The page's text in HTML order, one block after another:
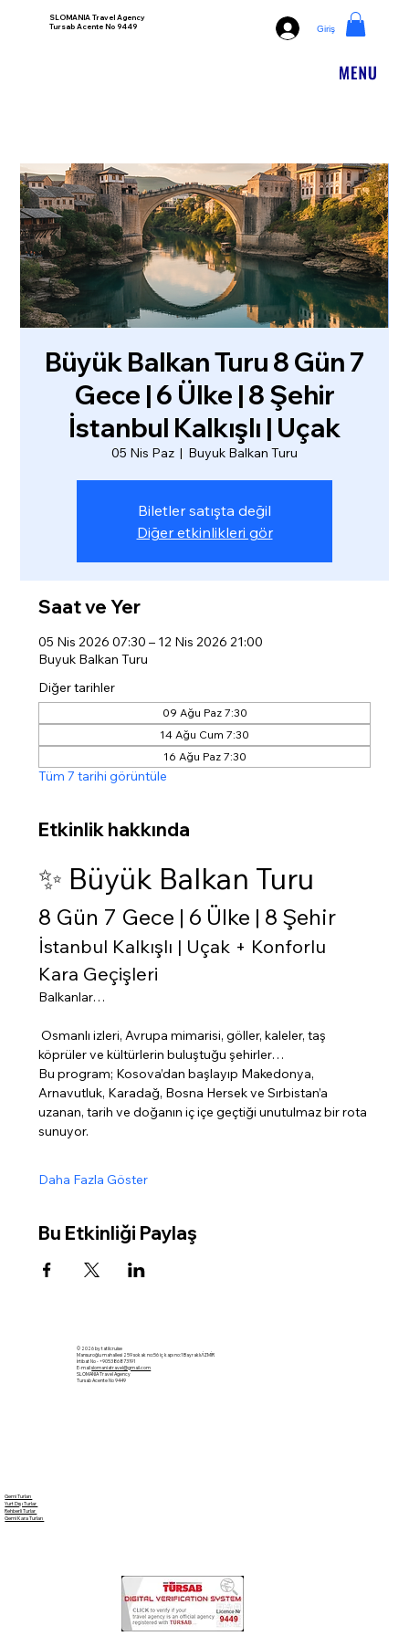
SLOMANIA Travel Agency
Tursab Acente No 9449
Giriş
Büyük Balkan Turu 8 Gün 7
Gece | 6 Ülke | 8 Şehir
İstanbul Kalkışlı | Uçak
05 Nis Paz
  |
Buyuk Balkan Turu
Biletler satışta değil
Diğer etkinlikleri gör
Saat ve Yer
05 Nis 2026 07:30 – 12 Nis 2026 21:00
Buyuk Balkan Turu
Diğer tarihler
09 Ağu Paz 7:30
14 Ağu Cum 7:30
16 Ağu Paz 7:30
Tüm 7 tarihi görüntüle
Etkinlik hakkında
✨ Büyük Balkan Turu
8 Gün 7 Gece | 6 Ülke | 8 Şehir
İstanbul Kalkışlı | Uçak + Konforlu
Kara Geçişleri
Balkanlar…
Osmanlı izleri, Avrupa mimarisi, göller, kaleler, taş
köprüler ve kültürlerin buluştuğu şehirler…
Bu program; Kosova’dan başlayıp Makedonya,
Arnavutluk, Karadağ, Bosna Hersek ve Sırbistan’a
uzanan, tarih ve doğanın iç içe geçtiği unutulmaz bir rota
sunuyor.
Daha Fazla Göster
Bu Etkinliği Paylaş
Gemi Turları
Yurt Dışı Turlar
Rehberli Turlar
Gemi Kara Turları
© 2026 by tatilcruise
Mansuroğlu mahallesi 259 sokak no:56 iç kapı no:1 Bayraklı/İZMİR
İrtibat No - +905386873191
E-mailslomaniatravel@gmail.com
SLOMANIA Travel Agency
Tursab Acente No 9449